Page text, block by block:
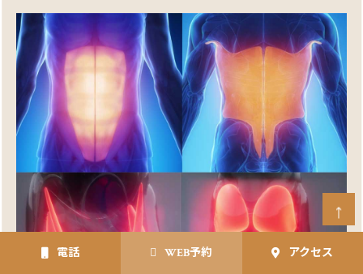
電話 WEB予約 アクセス